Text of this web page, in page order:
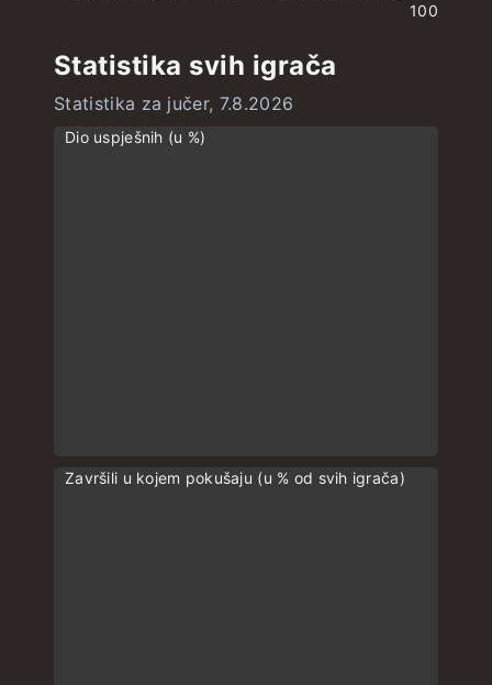
100
Statistika svih igrača
Statistika za jučer, 7.8.2026
Dio uspješnih (u %)
Završili u kojem pokušaju (u % od svih igrača)